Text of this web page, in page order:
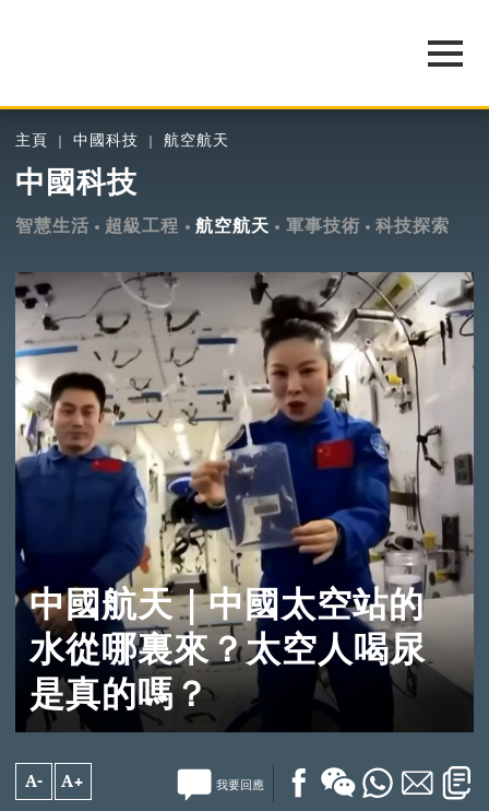
主頁 中國科技 航空航天
中國科技
智慧生活 超級工程 航空航天 軍事技術 科技探索
中國航天｜中國太空站的
水從哪裏來？太空人喝尿
是真的嗎？
A- A+ 我要回應